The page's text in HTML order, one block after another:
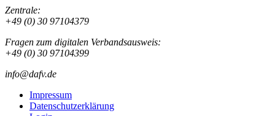
Zentrale:
+49 (0) 30 97104379
Fragen zum digitalen Verbandsausweis:
+49 (0) 30 97104399
info@dafv.de
Impressum
Datenschutzerklärung